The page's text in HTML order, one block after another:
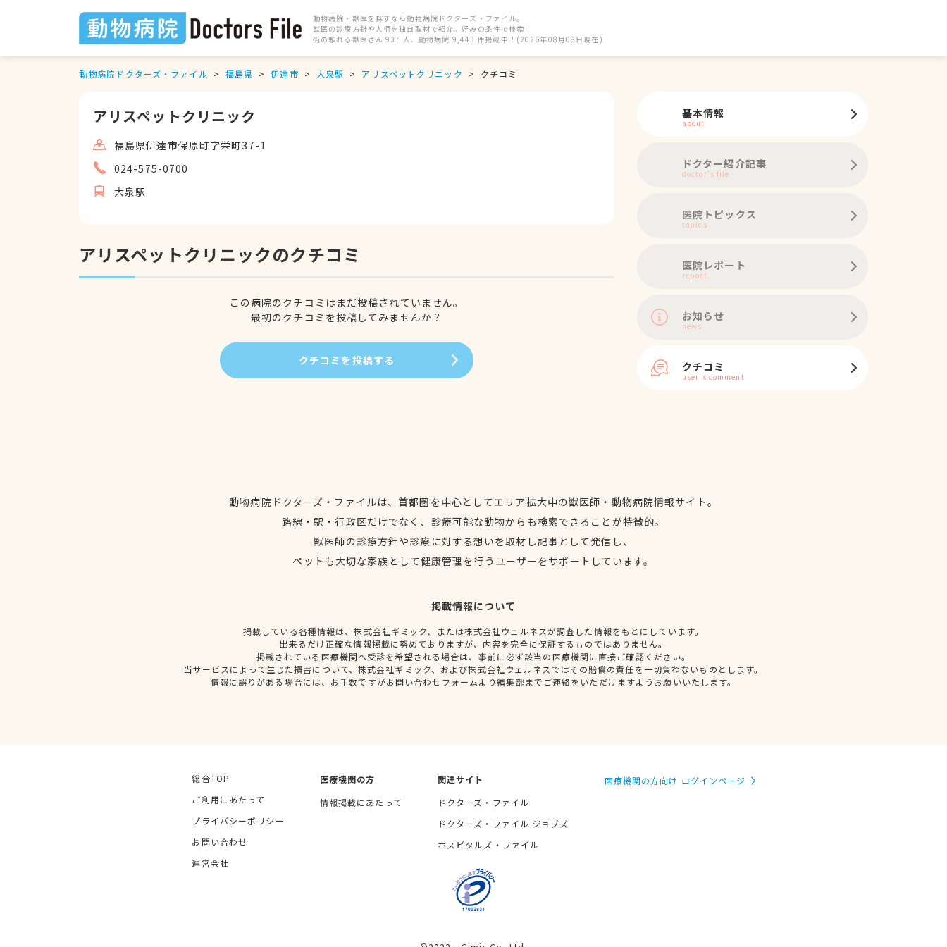
動物病院・獣医を探すなら動物病院ドクターズ・ファイル。
獣医の診療方針や人柄を独自取材で紹介。好みの条件で検索！
街の頼れる獣医さん 937 人、動物病院 9,443 件掲載中！(2026年08月08日現在)
動物病院ドクターズ・ファイル 福島県 伊達市 大泉駅 アリスペットクリニック クチコミ
アリスペットクリニック
福島県伊達市保原町字栄町37-1
024-575-0700
大泉駅
アリスペットクリニックのクチコミ
この病院のクチコミはまだ投稿されていません。
最初のクチコミを投稿してみませんか？
クチコミを投稿する
基本情報
about
ドクター紹介記事
doctor's file
医院トピックス
topics
医院レポート
report
お知らせ
news
クチコミ
user's comment
動物病院ドクターズ・ファイルは、首都圏を中心としてエリア拡大中の獣医師・動物病院情報サイト。
路線・駅・行政区だけでなく、診療可能な動物からも検索できることが特徴的。
獣医師の診療方針や診療に対する想いを取材し記事として発信し、
ペットも大切な家族として健康管理を行うユーザーをサポートしています。
掲載情報について
掲載している各種情報は、株式会社ギミック、または株式会社ウェルネスが調査した情報をもとにしています。
出来るだけ正確な情報掲載に努めておりますが、内容を完全に保証するものではありません。
掲載されている医療機関へ受診を希望される場合は、事前に必ず該当の医療機関に直接ご確認ください。
当サービスによって生じた損害について、株式会社ギミック、および株式会社ウェルネスではその賠償の責任を一切負わないものとします。
情報に誤りがある場合には、お手数ですがお問い合わせフォームより編集部までご連絡をいただけますようお願いいたします。
総合TOP
ご利用にあたって
プライバシーポリシー
お問い合わせ
運営会社
医療機関の方
情報掲載にあたって
関連サイト
ドクターズ・ファイル
ドクターズ・ファイル ジョブズ
ホスピタルズ・ファイル
医療機関の方向け ログインページ